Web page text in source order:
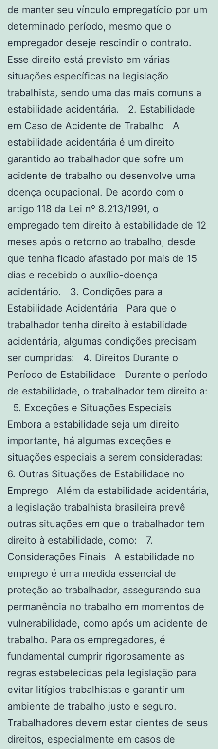
de manter seu vínculo empregatício por um
determinado período, mesmo que o
empregador deseje rescindir o contrato.
Esse direito está previsto em várias
situações específicas na legislação
trabalhista, sendo uma das mais comuns a
estabilidade acidentária. 2. Estabilidade
em Caso de Acidente de Trabalho A
estabilidade acidentária é um direito
garantido ao trabalhador que sofre um
acidente de trabalho ou desenvolve uma
doença ocupacional. De acordo com o
artigo 118 da Lei nº 8.213/1991, o
empregado tem direito à estabilidade de 12
meses após o retorno ao trabalho, desde
que tenha ficado afastado por mais de 15
dias e recebido o auxílio-doença
acidentário. 3. Condições para a
Estabilidade Acidentária Para que o
trabalhador tenha direito à estabilidade
acidentária, algumas condições precisam
ser cumpridas: 4. Direitos Durante o
Período de Estabilidade Durante o período
de estabilidade, o trabalhador tem direito a:
5. Exceções e Situações Especiais
Embora a estabilidade seja um direito
importante, há algumas exceções e
situações especiais a serem consideradas:
6. Outras Situações de Estabilidade no
Emprego Além da estabilidade acidentária,
a legislação trabalhista brasileira prevê
outras situações em que o trabalhador tem
direito à estabilidade, como: 7.
Considerações Finais A estabilidade no
emprego é uma medida essencial de
proteção ao trabalhador, assegurando sua
permanência no trabalho em momentos de
vulnerabilidade, como após um acidente de
trabalho. Para os empregadores, é
fundamental cumprir rigorosamente as
regras estabelecidas pela legislação para
evitar litígios trabalhistas e garantir um
ambiente de trabalho justo e seguro.
Trabalhadores devem estar cientes de seus
direitos, especialmente em casos de